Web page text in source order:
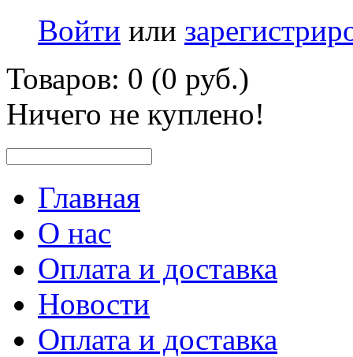
Войти или
Товаров: 0 (0 руб.)
Ничего не куплено!
Главная
О нас
Оплата и доставка
Новости
Оплата и доставка